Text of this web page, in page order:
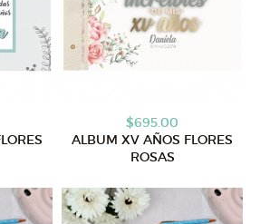
$695.00
ALBUM XV AÑOS FLORES
ROSAS